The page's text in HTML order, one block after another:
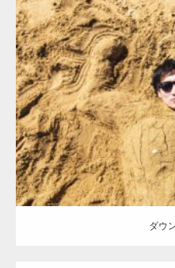
Update:
Category: 海のマッチョ オレ
ダウンロード
ダウ